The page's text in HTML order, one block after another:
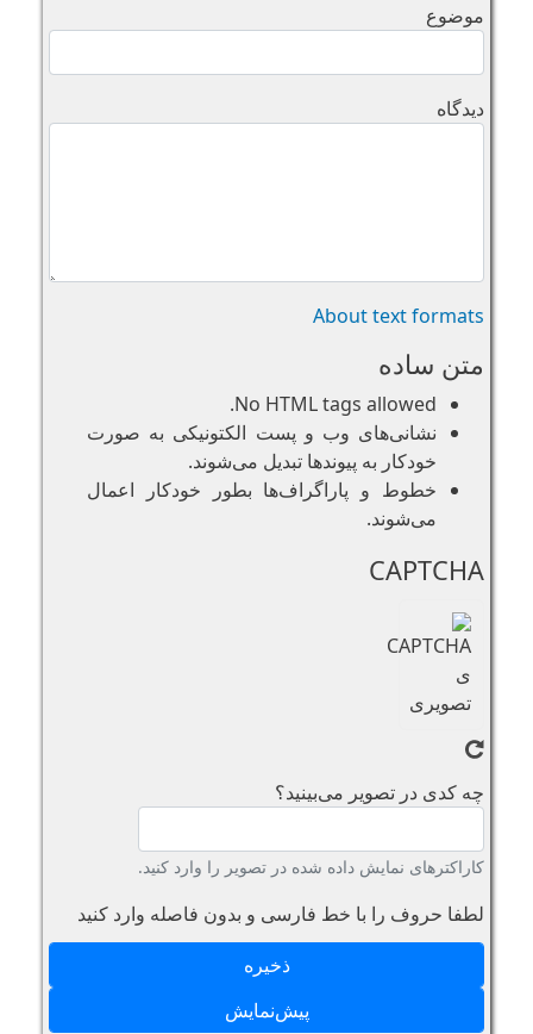
موضوع
دیدگاه
About text formats
متن ساده
No HTML tags allowed.
نشانی‌های وب و پست الکتونیکی به صورت
خودکار به پیوند‌ها تبدیل می‌شوند.
خطوط و پاراگراف‌ها بطور خودکار اعمال
می‌شوند.
CAPTCHA
چه کدی در تصویر می‌بینید؟
کاراکترهای نمایش داده شده در تصویر را وارد کنید.
لطفا حروف را با خط فارسی و بدون فاصله وارد کنید